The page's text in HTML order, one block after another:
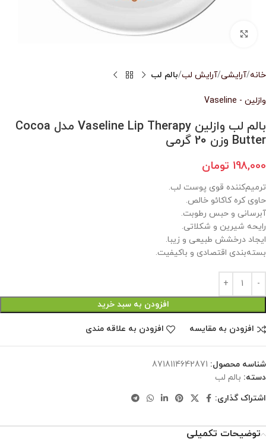
خانه آرایشی آرایش لب بالم لب
وازلین - Vaseline
بالم لب وازلین Vaseline Lip Therapy مدل Cocoa
Butter وزن 20 گرمی
198,000 تومان
ترمیم‌کننده قوی پوست لب.
حاوی کره کاکائو خالص.
آبرسانی و حبس رطوبت.
رایحه شیرین و شکلاتی.
ایجاد درخشش طبیعی و زیبا.
بسته‌بندی اقتصادی و باکیفیت.
افزودن به سبد خرید
افزودن به مقایسه افزودن به علاقه مندی
شناسه محصول: 8718114642871
دسته: بالم لب
اشتراک گذاری:
توضیحات تکمیلی